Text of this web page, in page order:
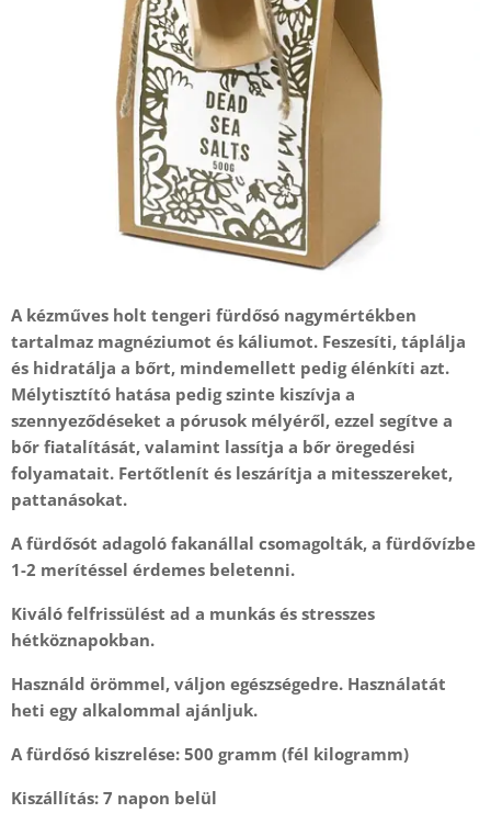
A kézműves holt tengeri fürdősó nagymértékben
tartalmaz magnéziumot és káliumot. Feszesíti, táplálja
és hidratálja a bőrt, mindemellett pedig élénkíti azt.
Mélytisztító hatása pedig szinte kiszívja a
szennyeződéseket a pórusok mélyéről, ezzel segítve a
bőr fiatalítását, valamint lassítja a bőr öregedési
folyamatait. Fertőtlenít és leszárítja a mitesszereket,
pattanásokat.
A fürdősót adagoló fakanállal csomagolták, a fürdővízbe
1-2 merítéssel érdemes beletenni.
Kiváló felfrissülést ad a munkás és stresszes
hétköznapokban.
Használd örömmel, váljon egészségedre. Használatát
heti egy alkalommal ajánljuk.
A fürdősó kiszrelése: 500 gramm (fél kilogramm)
Kiszállítás: 7 napon belül